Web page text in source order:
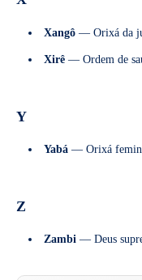
Xangô — Orixá da
Xirê — Ordem de
Y
Yabá — Orixá
Z
Zambi — Deus